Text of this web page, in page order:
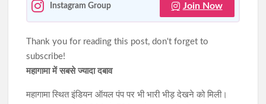
Instagram Group Join Now
Thank you for reading this post, don't forget to
subscribe!
महागामा में सबसे ज्यादा दबाव
महागामा स्थित इंडियन ऑयल पंप पर भी भारी भीड़ देखने को मिली।